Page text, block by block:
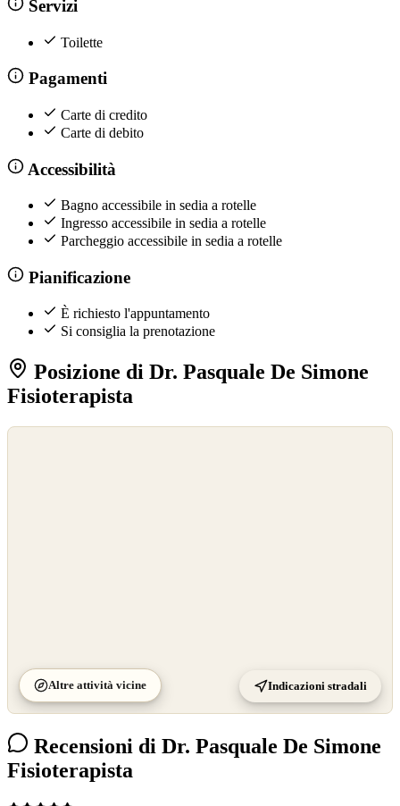
Servizi
Toilette
Pagamenti
Carte di credito
Carte di debito
Accessibilità
Bagno accessibile in sedia a rotelle
Ingresso accessibile in sedia a rotelle
Parcheggio accessibile in sedia a rotelle
Pianificazione
È richiesto l'appuntamento
Si consiglia la prenotazione
Posizione di Dr. Pasquale De Simone
Fisioterapista
Altre attività vicine Indicazioni stradali
Recensioni di Dr. Pasquale De Simone
Fisioterapista